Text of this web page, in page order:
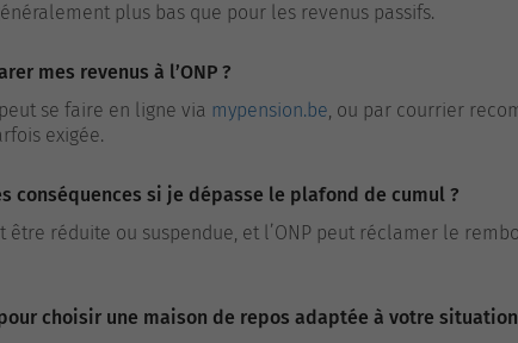
plus bas que pour les revenus passifs.
mes revenus à l’ONP ?
se faire en ligne via mypension.be, ou par courrier
exigée.
conséquences si je dépasse le plafond de cumul ?
être réduite ou suspendue, et l’ONP peut réclamer le
choisir une maison de repos adaptée à votre